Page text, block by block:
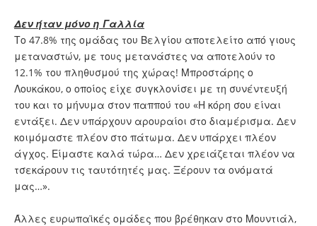
Δεν ήταν μόνο η Γαλλία
Το 47.8% της ομάδας του Βελγίου αποτελείτο από γιους
μεταναστών, με τους μετανάστες να αποτελούν το
12.1% του πληθυσμού της χώρας! Μπροστάρης ο
Λουκάκου, ο οποίος είχε συγκλονίσει με τη συνέντευξή
του και το μήνυμα στον παππού του «Η κόρη σου είναι
εντάξει. Δεν υπάρχουν αρουραίοι στο διαμέρισμα. Δεν
κοιμόμαστε πλέον στο πάτωμα. Δεν υπάρχει πλέον
άγχος. Είμαστε καλά τώρα… Δεν χρειάζεται πλέον να
τσεκάρουν τις ταυτότητές μας. Ξέρουν τα ονόματά
μας…».
Άλλες ευρωπαϊκές ομάδες που βρέθηκαν στο Μουντιάλ,